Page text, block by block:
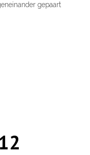
gepaart